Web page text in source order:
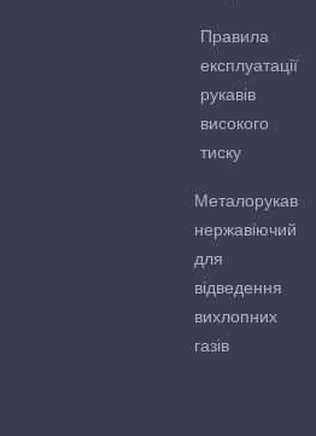
Правила
експлуатації
рукавів
високого
тиску
Металорукав
нержавіючий
для
відведення
вихлопних
газів